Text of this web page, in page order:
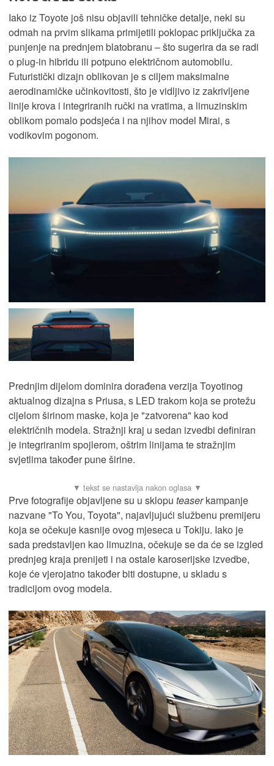
Iako iz Toyote još nisu objavili tehničke detalje, neki su
odmah na prvim slikama primijetili poklopac priključka za
punjenje na prednjem blatobranu – što sugerira da se radi
o plug-in hibridu ili potpuno električnom automobilu.
Futuristički dizajn oblikovan je s ciljem maksimalne
aerodinamičke učinkovitosti, što je vidljivo iz zakrivljene
linije krova i integriranih ručki na vratima, a limuzinskim
oblikom pomalo podsjeća i na njihov model Mirai, s
vodikovim pogonom.
Prednjim dijelom dominira dorađena verzija Toyotinog
aktualnog dizajna s Priusa, s LED trakom koja se protežu
cijelom širinom maske, koja je "zatvorena" kao kod
električnih modela. Stražnji kraj u sedan izvedbi definiran
je integriranim spojlerom, oštrim linijama te stražnjim
svjetlima također pune širine.
Prve fotografije objavljene su u sklopu teaserkampanje
nazvane "To You, Toyota", najavljujući službenu premijeru
koja se očekuje kasnije ovog mjeseca u Tokiju. Iako je
sada predstavljen kao limuzina, očekuje se da će se izgled
prednjeg kraja prenijeti i na ostale karoserijske izvedbe,
koje će vjerojatno također biti dostupne, u skladu s
tradicijom ovog modela.